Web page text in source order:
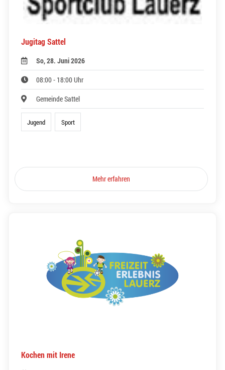
Jugitag Sattel
So, 28. Juni 2026
08:00 - 18:00 Uhr
Gemeinde Sattel
Jugend Sport
Mehr erfahren
Kochen mit Irene